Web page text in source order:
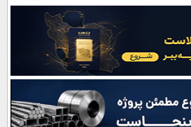
آرشیو
نظرسنجی
آب و هوا
اوقات شرعی
سواد زندگی